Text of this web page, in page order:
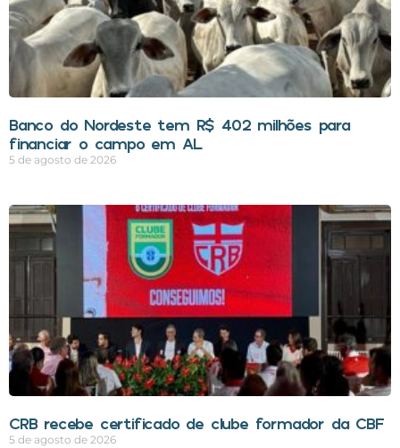
Banco do Nordeste tem R$ 402 milhões para
financiar o campo em AL
5 de agosto de 2026
CRB recebe certificado de clube formador da CBF
5 de agosto de 2026